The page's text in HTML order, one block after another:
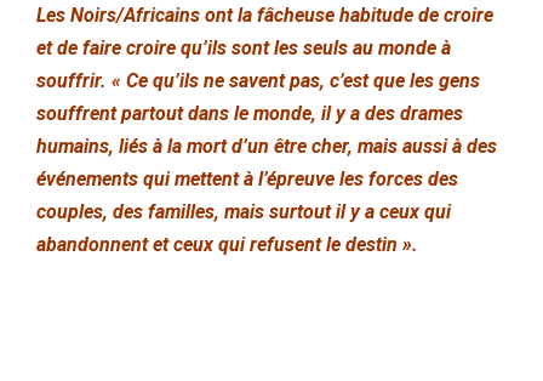
Les Noirs/Africains ont la fâcheuse habitude de croire
et de faire croire qu’ils sont les seuls au monde à
souffrir. « Ce qu’ils ne savent pas, c’est que les gens
souffrent partout dans le monde, il y a des drames
humains, liés à la mort d’un être cher, mais aussi à des
événements qui mettent à l’épreuve les forces des
couples, des familles, mais surtout il y a ceux qui
abandonnent et ceux qui refusent le destin ».